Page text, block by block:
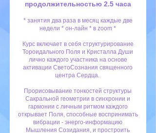
продолжительностью 2.5 часа
* занятия два раза в месяц каждые две
недели * он-лайн * в zoom *
Курс включает в себя структурирование
Тороидального Поля и Кристалла Души
лично каждого участника на основе
активации СветоСознания священного
центра Сердца.
Прорисовывание тонкостей структуры
Сакральной геометрии в синхронии и
гармонии с личным ритмом каждого
открывает Поля, способные воспринимать
вибрации - энерго-информацию
Мышления Созидания, и простроить